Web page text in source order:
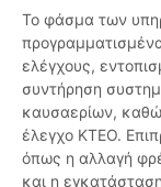
Το φάσμα των
ελέγχους,
συντήρηση
καυσαερίων,
έλεγχο ΚΤΕΟ.
όπως η αλλαγή
και η